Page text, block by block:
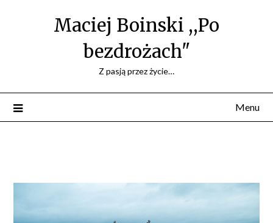
Maciej Boinski ,,Po
bezdrożach"
Z pasją przez życie…
Menu